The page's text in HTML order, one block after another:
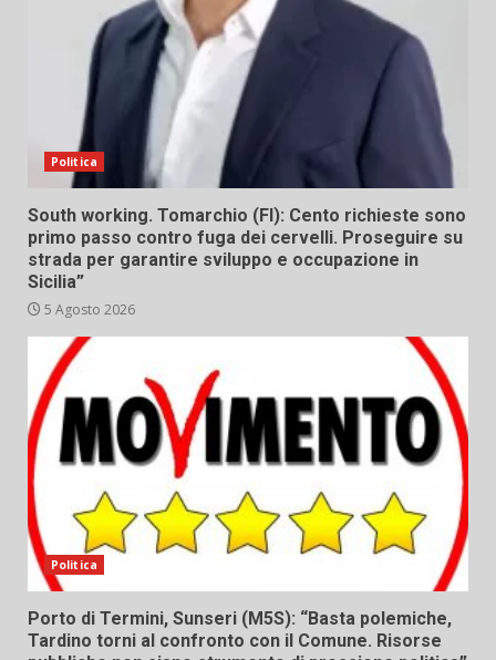
Politica
South working. Tomarchio (FI): Cento richieste sono
primo passo contro fuga dei cervelli. Proseguire su
strada per garantire sviluppo e occupazione in
Sicilia”
5 Agosto 2026
Politica
Porto di Termini, Sunseri (M5S): “Basta polemiche,
Tardino torni al confronto con il Comune. Risorse